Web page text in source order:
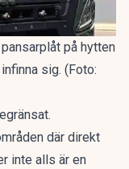
på hytten
sig. (Foto:
där direkt
inte alls är en